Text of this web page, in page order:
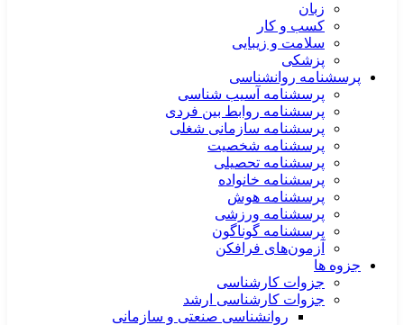
زبان
کسب و کار
سلامت و زیبایی
پزشکی
پرسشنامه روانشناسی
پرسشنامه آسیب شناسی
پرسشنامه روابط بین فردی
پرسشنامه سازمانی شغلی
پرسشنامه شخصیت
پرسشنامه تحصیلی
پرسشنامه خانواده
پرسشنامه هوش
پرسشنامه ورزشی
پرسشنامه گوناگون
آزمون‌های فرافکن
جزوه ها
جزوات کارشناسی
جزوات کارشناسی ارشد
روانشناسی صنعتی و سازمانی